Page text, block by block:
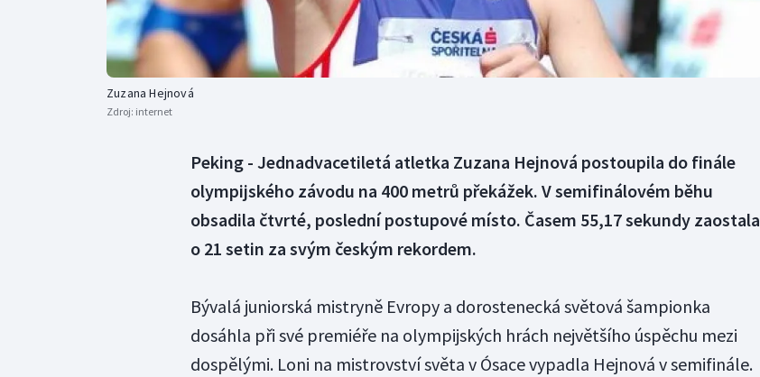
Gymnastika Plážový volejbal
Zuzana Hejnová
Zdroj: internet
Peking - Jednadvacetiletá atletka Zuzana Hejnová postoupila do finále
olympijského závodu na 400 metrů překážek. V semifinálovém běhu
obsadila čtvrté, poslední postupové místo. Časem 55,17 sekundy zaostala
o 21 setin za svým českým rekordem.
Bývalá juniorská mistryně Evropy a dorostenecká světová šampionka
dosáhla při své premiéře na olympijských hrách největšího úspěchu mezi
dospělými. Loni na mistrovství světa v Ósace vypadla Hejnová v semifinále.